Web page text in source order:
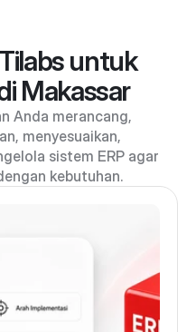
untuk
Makassar
Anda merancang,
menyesuaikan,
sistem ERP agar
kebutuhan.